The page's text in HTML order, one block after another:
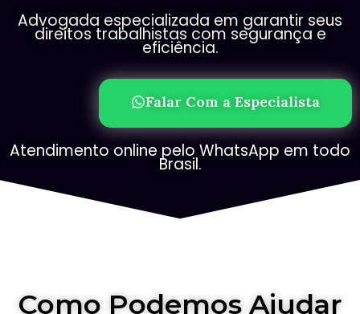
Advogada especializada em garantir seus
direitos trabalhistas com segurança e
eficiência.
Falar Com a Especialista
Atendimento online pelo WhatsApp em todo
Brasil.
Como Podemos Ajudar